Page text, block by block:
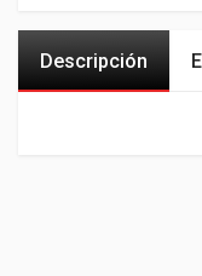
Descripción